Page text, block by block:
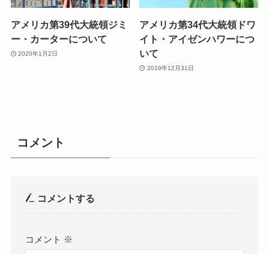
アメリカ第39代大統領ジミ
ー・カーターについて
2020年1月2日
アメリカ第34代大統領ドワ
イト・アイゼンハワーにつ
いて
2019年12月31日
コメント
コメントする
コメント ※